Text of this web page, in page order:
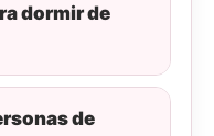
dormir de
de